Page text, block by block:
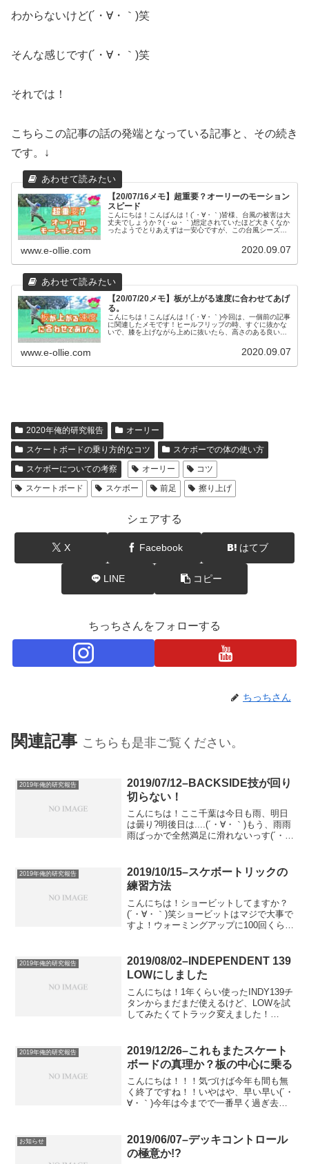
わからないけど(´・∀・｀)笑
そんな感じです(´・∀・｀)笑
それでは！
こちらこの記事の話の発端となっている記事と、その続き
です。↓
【20/07/16メモ】超重要？オーリーのモーション
スピード
こんにちは！こんばんは！(´・∀・｀)皆様、台風の被害は大
丈夫でしょうか？(・ω・｀)想定されていたほど大きくなか
ったようでとりあえずは一安心ですが、この台風シーズ
www.e-ollie.com 2020.09.07
【20/07/20メモ】板が上がる速度に合わせてあげ
る。
こんにちは！こんばんは！(´・∀・｀)今回は、一個前の記事
に関連したメモです！ヒールフリップの時、すぐに抜かな
いで、膝を上げながら上めに抜いたら、高さのある良い感
www.e-ollie.com 2020.09.07
2020年俺的研究報告
オーリー
スケートボードの乗り方的なコツ
スケボーでの体の使い方
スケボーについての考察
オーリー
コツ
スケートボード
スケボー 前足 擦り上げ
シェアする
X Facebook はてブ
LINE コピー
ちっちさんをフォローする
ちっちさん
関連記事 こちらも是非ご覧ください。
2019年俺的研究報告
2019/07/12–BACKSIDE技が回り
切らない！
こんにちは！ここ千葉は今日も雨、明日
は曇り?明後日は....(´・∀・｀)もう、雨雨
雨ばっかで全然満足に滑れないっす(´・
始末です。なので最近は、ひたすらフ
ル...
2019年俺的研究報告
2019/10/15–スケボートリックの
練習方法
こんにちは！ショービットしてますか？
(´・∀・｀)笑ショービットはマジで大事で
すよ！ウォーミングアップに100回くらい
らかんやら、どんなスポーツも素振りっ
てめっち...
2019年俺的研究報告
2019/08/02–INDEPENDENT 139
LOWにしました
こんにちは！1年くらい使ったINDY139チ
タンからまだまだ使えるけど、LOWを試
してみたくてトラック変えました！
で、、、でも、実はINDYのLOW...
2019年俺的研究報告
2019/12/26–これもまたスケート
ボードの真理か？板の中心に乗る
こんにちは！！！気づけば今年も間も無
く終了ですね！！いやはや、早い早い(´・
∀・｀)今年は今までで一番早く過ぎ去っ
いから全然苦ではないんだけど、如何せ
ん書くのに時間がか...
お知らせ
2019/06/07–デッキコントロール
の極意か!?